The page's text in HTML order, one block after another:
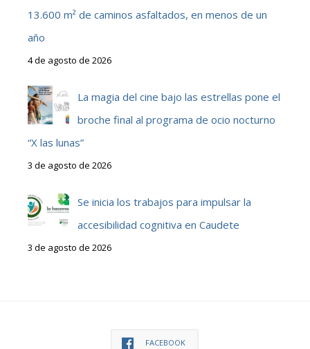
13.600 m² de caminos asfaltados, en menos de un
año
4 de agosto de 2026
La magia del cine bajo las estrellas pone el
broche final al programa de ocio nocturno
“X las lunas”
3 de agosto de 2026
Se inicia los trabajos para impulsar la
accesibilidad cognitiva en Caudete
3 de agosto de 2026
FACEBOOK